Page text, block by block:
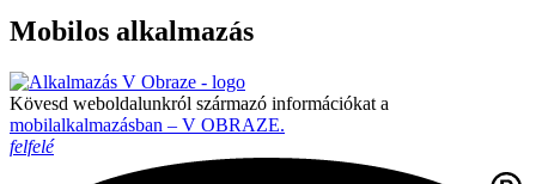
Mobilos alkalmazás
Kövesd weboldalunkról származó információkat a
mobilalkalmazásban – V OBRAZE.
felfelé